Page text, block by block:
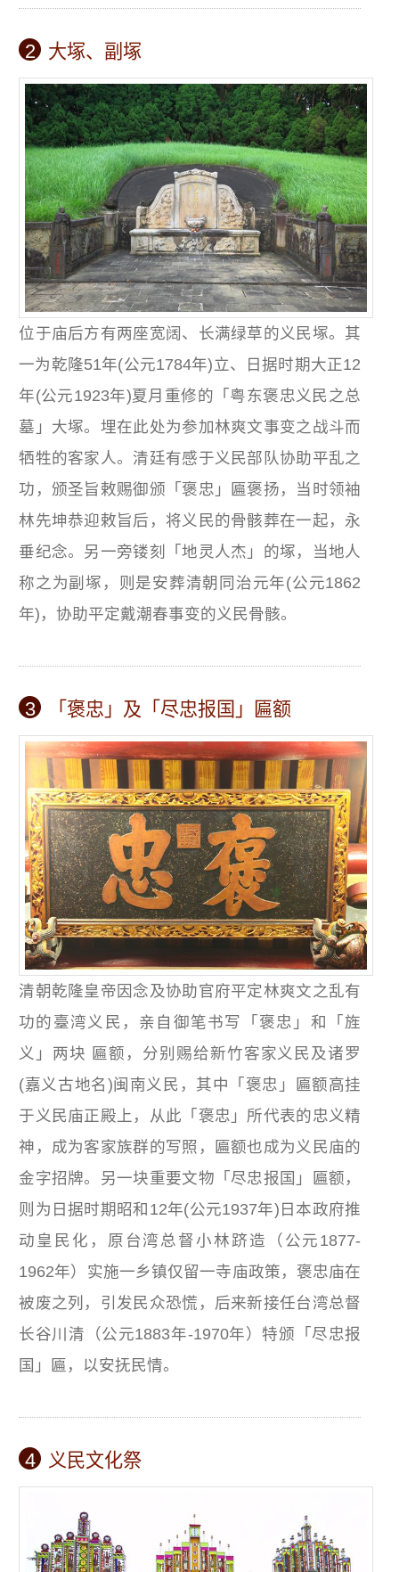
2 大塚、副塚
位于庙后方有两座宽阔、长满绿草的义民塚。其
一为乾隆51年(公元1784年)立、日据时期大正12
年(公元1923年)夏月重修的「粤东褒忠义民之总
墓」大塚。埋在此处为参加林爽文事变之战斗而
牺牲的客家人。清廷有感于义民部队协助平乱之
功，颁圣旨敕赐御颁「褒忠」匾褒扬，当时领袖
林先坤恭迎敕旨后，将义民的骨骸葬在一起，永
垂纪念。另一旁镂刻「地灵人杰」的塚，当地人
称之为副塚，则是安葬清朝同治元年(公元1862
年)，协助平定戴潮春事变的义民骨骸。
3 「褒忠」及「尽忠报国」匾额
清朝乾隆皇帝因念及协助官府平定林爽文之乱有
功的臺湾义民，亲自御笔书写「褒忠」和「旌
义」两块 匾额，分别赐给新竹客家义民及诸罗
(嘉义古地名)闽南义民，其中「褒忠」匾额高挂
于义民庙正殿上，从此「褒忠」所代表的忠义精
神，成为客家族群的写照，匾额也成为义民庙的
金字招牌。另一块重要文物「尽忠报国」匾额，
则为日据时期昭和12年(公元1937年)日本政府推
动皇民化，原台湾总督小林跻造（公元1877-
1962年）实施一乡镇仅留一寺庙政策，褒忠庙在
被废之列，引发民众恐慌，后来新接任台湾总督
长谷川清（公元1883年-1970年）特颁「尽忠报
国」匾，以安抚民情。
4 义民文化祭